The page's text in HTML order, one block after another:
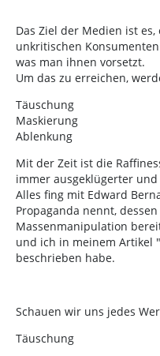
Das Ziel der Medien ist
unkritischen
was man ihnen vorsetzt.
Um das zu erreichen,
Täuschung
Maskierung
Ablenkung
Mit der Zeit ist die
immer ausgeklügerter
Alles fing mit Edward
Propaganda nennt,
Massenmanipulation
und ich in meinem Artikel
beschrieben habe.
Schauen wir uns jedes
Täuschung